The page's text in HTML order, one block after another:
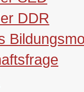
DDR